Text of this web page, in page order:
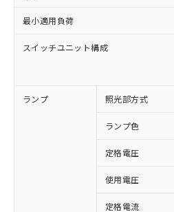
最小適用負荷
スイッチユニット構成
ランプ 照光部方式
ランプ色
定格電圧
使用電圧
定格電流
ご利用条件
以下の条件をお読みいた
対応済み：EU RoHS
非含有に対応した製品が
対応予定：EU RoHS指令
有に対応した製品に切り
対応予定なし：EU RoHS
非含有に非対応の商品で